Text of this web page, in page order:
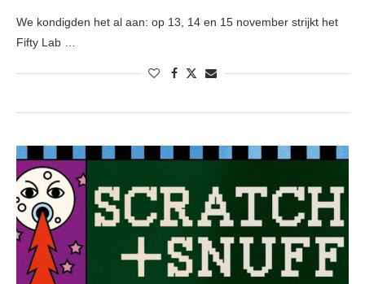
We kondigden het al aan: op 13, 14 en 15 november strijkt het
Fifty Lab …